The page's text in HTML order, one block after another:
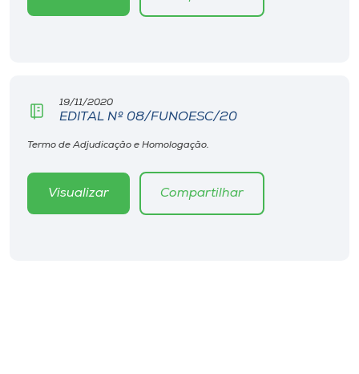
19/11/2020
EDITAL Nº 08/FUNOESC/20
Termo de Adjudicação e Homologação.
Visualizar Compartilhar